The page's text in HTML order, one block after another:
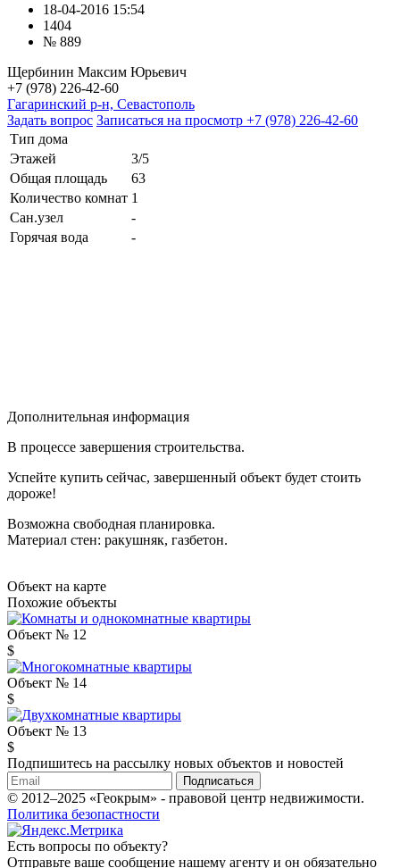
18-04-2016 15:54
1404
№ 889
Щербинин Максим Юрьевич
+7 (978) 226-42-60
Гагаринский р-н, Севастополь
Задать вопрос Записаться на просмотр +7 (978) 226-42-60
Тип дома
Этажей
3/5
Общая площадь
63
Количество комнат 1
Сан.узел
-
Горячая вода
-
Дополнительная информация
В процессе завершения строительства.
Успейте купить сейчас, завершенный объект будет стоить
дороже!
Возможна свободная планировка.
Материал стен: ракушняк, газбетон.
Объект на карте
Похожие объекты
Объект № 12
$
Объект № 14
$
Объект № 13
$
Подпишитесь на рассылку новых объектов и новостей
Подписаться
© 2012–2025 «Геокрым» - правовой центр недвижимости.
Политика безопастности
Есть вопросы по объекту?
Отправьте ваше сообщение нашему агенту и он обязательно